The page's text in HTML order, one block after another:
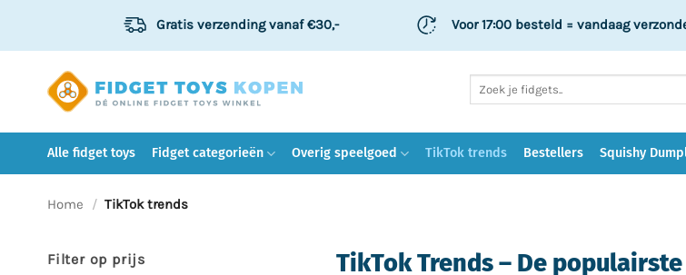
inhoud
Gratis verzendingvanaf €30,- Voor 17:00 besteld = vandaag
Alle fidget toys Fidget categorieën Overig speelgoed TikTok trends Bestellers Squishy
Home / TikTok trends
Filter op prijs TikTok Trends – De